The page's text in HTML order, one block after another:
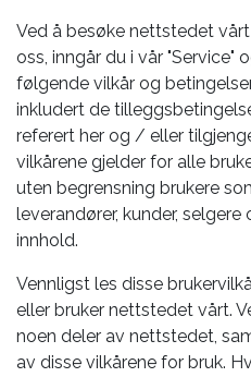
Ved å besøke nettstedet
oss, inngår du i vår
følgende vilkår og betingelser
inkludert de
referert her og / eller
vilkårene gjelder for alle
uten begrensning brukere
leverandører, kunder,
innhold.
Vennligst les disse
eller bruker nettstedet vårt.
noen deler av nettstedet,
av disse vilkårene for bruk.